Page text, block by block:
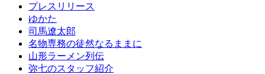
プレスリリース
ゆかた
司馬遼太郎
名物専務の徒然なるままに
山形ラーメン列伝
弥七のスタッフ紹介